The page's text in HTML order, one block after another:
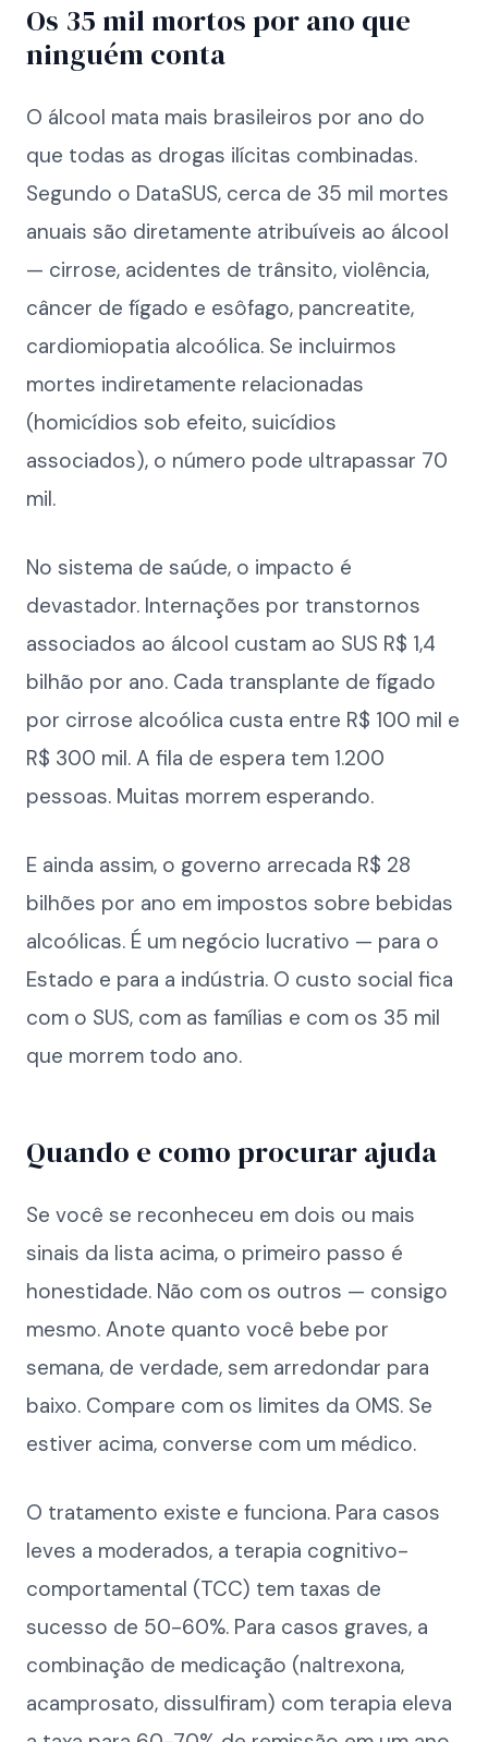
Os 35 mil mortos por ano que
ninguém conta
O álcool mata mais brasileiros por ano do
que todas as drogas ilícitas combinadas.
Segundo o DataSUS, cerca de 35 mil mortes
anuais são diretamente atribuíveis ao álcool
— cirrose, acidentes de trânsito, violência,
câncer de fígado e esôfago, pancreatite,
cardiomiopatia alcoólica. Se incluirmos
mortes indiretamente relacionadas
(homicídios sob efeito, suicídios
associados), o número pode ultrapassar 70
mil.
No sistema de saúde, o impacto é
devastador. Internações por transtornos
associados ao álcool custam ao SUS R$ 1,4
bilhão por ano. Cada transplante de fígado
por cirrose alcoólica custa entre R$ 100 mil e
R$ 300 mil. A fila de espera tem 1.200
pessoas. Muitas morrem esperando.
E ainda assim, o governo arrecada R$ 28
bilhões por ano em impostos sobre bebidas
alcoólicas. É um negócio lucrativo — para o
Estado e para a indústria. O custo social fica
com o SUS, com as famílias e com os 35 mil
que morrem todo ano.
Quando e como procurar ajuda
Se você se reconheceu em dois ou mais
sinais da lista acima, o primeiro passo é
honestidade. Não com os outros — consigo
mesmo. Anote quanto você bebe por
semana, de verdade, sem arredondar para
baixo. Compare com os limites da OMS. Se
estiver acima, converse com um médico.
O tratamento existe e funciona. Para casos
leves a moderados, a terapia cognitivo-
comportamental (TCC) tem taxas de
sucesso de 50-60%. Para casos graves, a
combinação de medicação (naltrexona,
acamprosato, dissulfiram) com terapia eleva